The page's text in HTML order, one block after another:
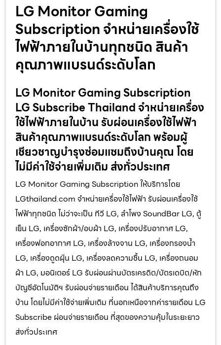
LG Monitor Gaming
Subscription จำหน่ายเครื่องใช้
ไฟฟ้าภายในบ้านทุกชนิด สินค้า
คุณภาพแบรนด์ระดับโลก
LG Monitor Gaming Subscription
LG Subscribe Thailand จำหน่ายเครื่อง
ใช้ไฟฟ้าภายในบ้าน รับผ่อนเครื่องใช้ไฟฟ้า
สินค้าคุณภาพแบรนด์ระดับโลก พร้อมผู้
เชียวชาญบำรุงซ่อมแซมถึงบ้านคุณ โดย
ไม่มีค่าใช้จ่ายเพิ่มเติม ส่งทั่วประเทศ
LG Monitor Gaming Subscription ให้บริการโดย
LGthailand.com จำหน่ายเครื่องใช้ไฟฟ้า รับผ่อนเครื่องใช้
ไฟฟ้าทุกชนิด ไม่ว่าจะเป็น ทีวี LG, ลำโพง SoundBar LG, ตู้
เย็น LG, เครื่องซักผ้า/อบผ้า LG, เครื่องปรับอากาศ LG,
เครื่องฟอกอากาศ LG, เครื่องล้างจาน LG, เครื่องกรองน้ำ
LG, เครื่องดูดฝุ่น LG, เครื่องลดความชื้น LG, เครื่องถนอม
ผ้า LG, มอนิเตอร์ LG รับผ่อนผ่านบัตรเครดิต/บัตรเดบิต/หัก
บัญชีอัตโนมัติฯ รับผ่อนจ่ายรายเดือน ได้สินค้าบริการคุณถึง
บ้าน โดยไม่มีค่าใช้จ่ายเพิ่มเติม ที่นอกเหนือจากค่ารายเดือน LG
Subscribe ผ่อนจ่ายรายเดือน ที่สุดของความคุ้มในระยะยาว
ส่งทั่วประเทศ